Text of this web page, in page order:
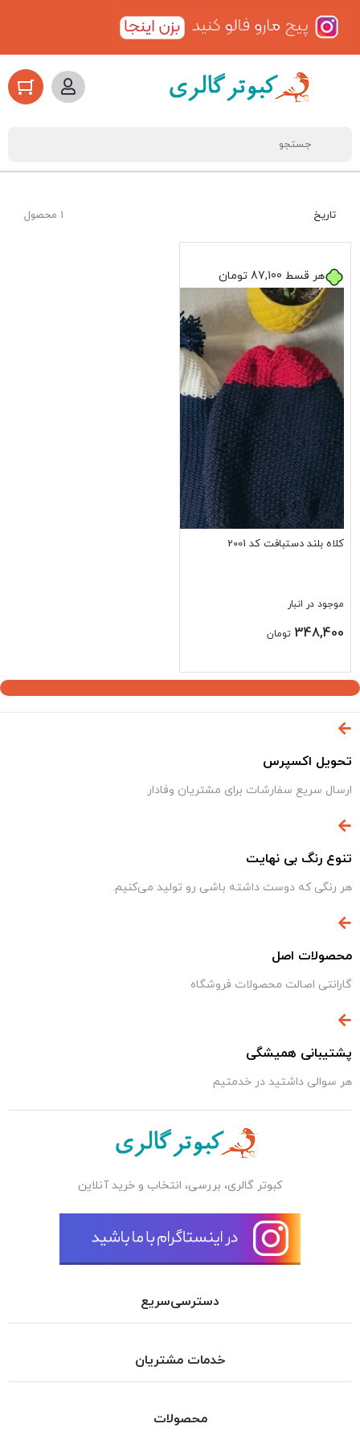
1 محصول تاریخ
هر قسط 87,100 تومان
کلاه بلند دستبافت کد 2001
موجود در انبار
348,400 تومان
تحویل اکسپرس
ارسال سریع سفارشات برای مشتریان وفادار
تنوع رنگ بی نهایت
هر رنگی که دوست داشته باشی رو تولید می‌کنیم.
محصولات اصل
گارانتی اصالت محصولات فروشگاه
پشتیبانی همیشگی
هر سوالی داشتید در خدمتیم
کبوتر گالری، بررسی، انتخاب و خرید آنلاین
دسترسی‌سریع
خدمات مشتریان
محصولات